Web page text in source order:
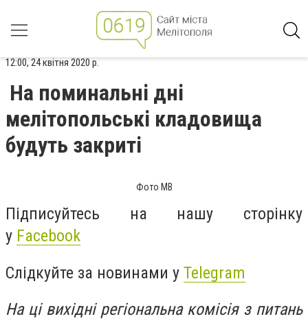
12:00, 24 квітня 2020 р.
На поминальні дні
мелітопольські кладовища
будуть закриті
Фото МВ
Підписуйтесь на нашу сторінку
у Facebook
Слідкуйте за новинами у Telegram
На ці вихідні регіональна комісія з питань